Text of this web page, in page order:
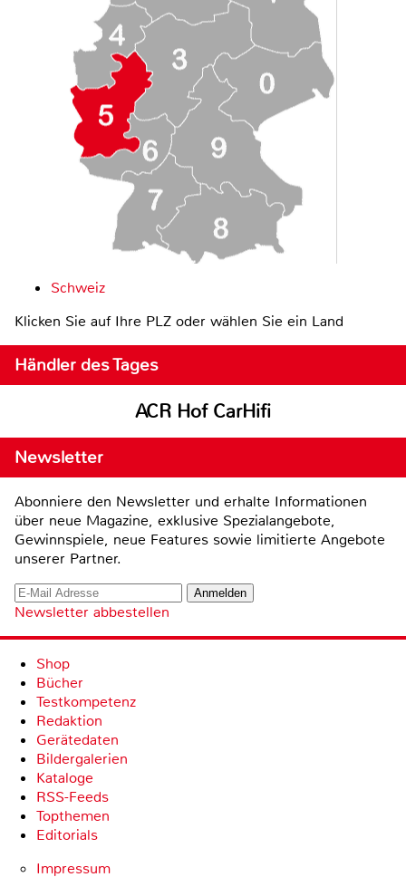
Schweiz
Klicken Sie auf Ihre PLZ oder wählen Sie ein Land
Händler des Tages
ACR Hof CarHifi
Newsletter
Abonniere den Newsletter und erhalte Informationen
über neue Magazine, exklusive Spezialangebote,
Gewinnspiele, neue Features sowie limitierte Angebote
unserer Partner.
Newsletter abbestellen
Shop
Bücher
Testkompetenz
Redaktion
Gerätedaten
Bildergalerien
Kataloge
RSS-Feeds
Topthemen
Editorials
Impressum